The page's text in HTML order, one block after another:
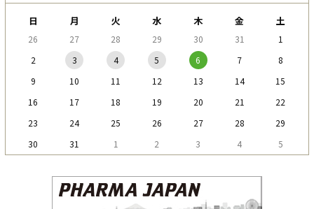
日 月 火 水 木 金 土
26 27 28 29 30 31
1
2
3 4 5 6 7
8
9
10 11 12 13 14
15
16
17 18 19 20 21
22
23
24 25 26 27 28
29
30
31 1 2 3 4 5